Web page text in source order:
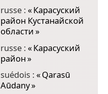
russe :«Карасуский
район Кустанайской
области»
russe :«Карасуский
район»
suédois :«Qarasū
Aūdany»